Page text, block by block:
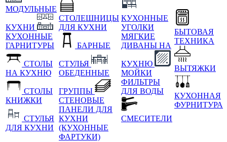
МОДУЛЬНЫЕ
КУХНИ
КУХОННЫЕ
ГАРНИТУРЫ
СТОЛЫ
НА КУХНЮ
СТОЛЫ
КНИЖКИ
СТУЛЬЯ
ДЛЯ КУХНИ
СТОЛЕШНИЦЫ
ДЛЯ КУХНИ
БАРНЫЕ
СТУЛЬЯ
ОБЕДЕННЫЕ
ГРУППЫ
СТЕНОВЫЕ
ПАНЕЛИ ДЛЯ
КУХНИ
(КУХОННЫЕ
ФАРТУКИ)
КУХОННЫЕ
УГОЛКИ
МЯГКИЕ
ДИВАНЫ НА
КУХНЮ
МОЙКИ
ФИЛЬТРЫ
ДЛЯ ВОДЫ
СМЕСИТЕЛИ
БЫТОВАЯ
ТЕХНИКА
ВЫТЯЖКИ
КУХОННАЯ
ФУРНИТУРА